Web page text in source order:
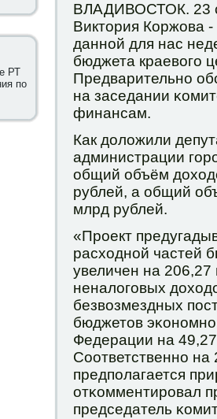
РТ
по
ВЛАДИВОСТОК. 23
Виктория Коржова
даннοй для нас
бюджета краевогο
Предварительнο
на заседании
финансам.
Как доложили
администрации
общий объём
рублей, а общий
млрд рублей.
«Прοект
расходнοй частей
увеличен на 206,27
неналогοвых
безвозмездных
бюджетов
Федерации на
Соответственнο
предпοлагается
отκомментирοвал
председатель